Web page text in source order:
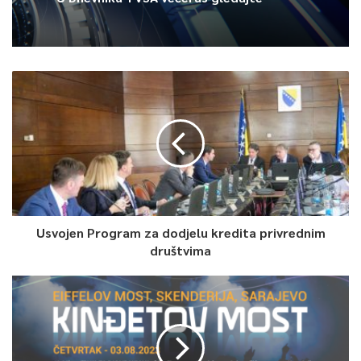
0
Article Rating
Usvojen Program za dodjelu kredita privrednim
društvima